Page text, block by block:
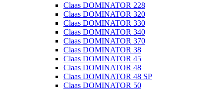
Claas DOMINATOR 228
Claas DOMINATOR 320
Claas DOMINATOR 330
Claas DOMINATOR 340
Claas DOMINATOR 370
Claas DOMINATOR 38
Claas DOMINATOR 45
Claas DOMINATOR 48
Claas DOMINATOR 48 SP
Claas DOMINATOR 50